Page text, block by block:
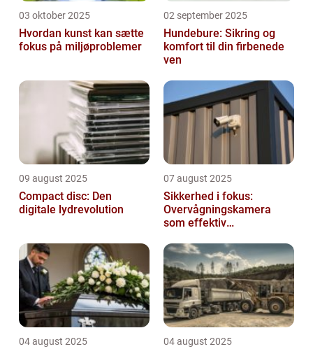
03 oktober 2025
Hvordan kunst kan sætte
fokus på miljøproblemer
02 september 2025
Hundebure: Sikring og
komfort til din firbenede
ven
09 august 2025
Compact disc: Den
digitale lydrevolution
07 august 2025
Sikkerhed i fokus:
Overvågningskamera
som effektiv
04 august 2025 04 august 2025